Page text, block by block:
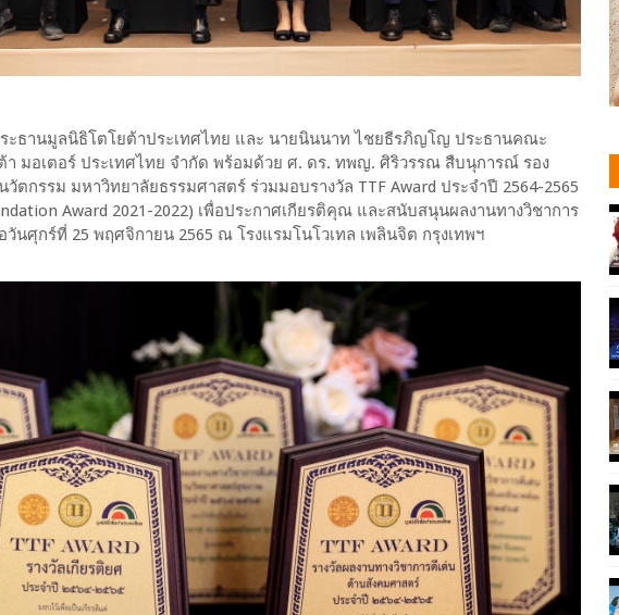
ะธานมูลนิธิโตโยต้าประเทศไทย และ นายนินนาท ไชยธีรภิญโญ ประธานคณะ
า มอเตอร์ ประเทศไทย จำกัด พร้อมด้วย ศ. ดร. ทพญ. ศิริวรรณ สืบนุการณ์ รอง
ตกรรม มหาวิทยาลัยธรรมศาสตร์ ร่วมมอบรางวัล TTF Award ประจำปี 2564-2565
Award 2021-2022) เพื่อประกาศเกียรติคุณ และสนับสนุนผลงานทางวิชาการ
วันศุกร์ที่ 25 พฤศจิกายน 2565 ณ โรงแรมโนโวเทล เพลินจิต กรุงเทพฯ